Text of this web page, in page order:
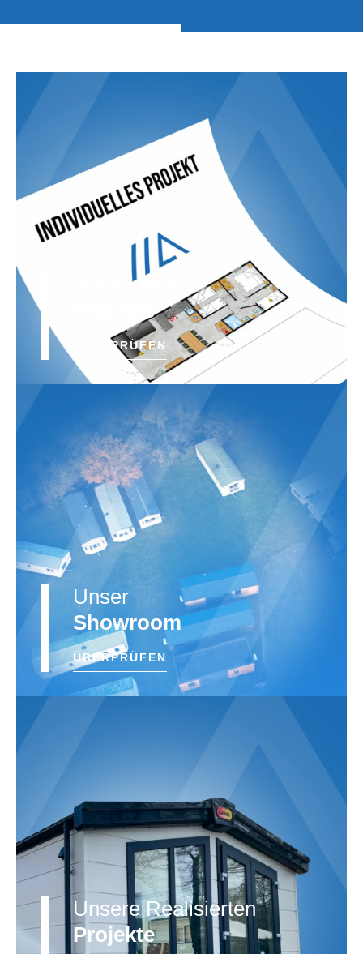
Individuelle
Projekte
ÜBERPRÜFEN
Unser
Showroom
ÜBERPRÜFEN
Unsere Realisierten
Projekte